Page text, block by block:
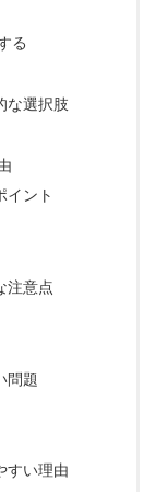
る
な選択肢
イント
注意点
問題
すい理由